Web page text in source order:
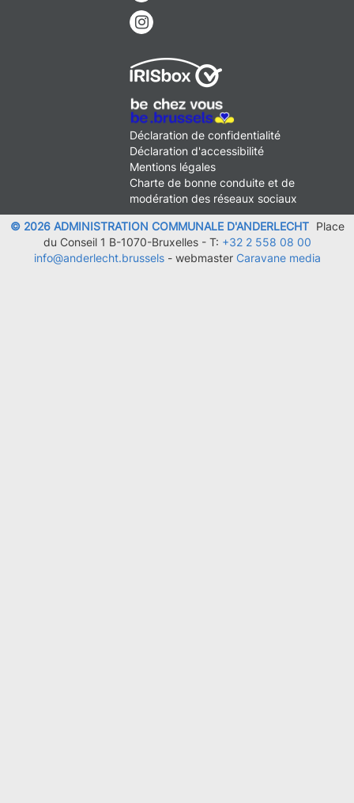
Instagram
MENU
FOOTER
LEGAL
Déclaration de confidentialité
Déclaration d'accessibilité
Mentions légales
Charte de bonne conduite et de
modération des réseaux sociaux
© 2026 ADMINISTRATION COMMUNALE D'ANDERLECHT
Place
du Conseil 1 B-1070-Bruxelles - T: +32 2 558 08 00
info@anderlecht.brussels- webmaster Caravane media